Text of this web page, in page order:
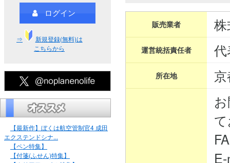
ログイン
⇒
新規登録(無料)は
こちらから
【最新作】ぼくは航空管制官4 成田
エクステンドシナ...
【ペン特集】
【付箋(ふせん)特集】
販売業者
運営統括責任者
所在地